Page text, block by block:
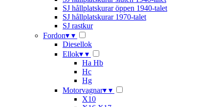
SJ hållplatskurar öppen 1940-talet
SJ hållplatskurar 1970-talet
SJ rastkur
Fordon▾ ▾
Diesellok
Ellok▾ ▾
Ha Hb
Hc
Hg
Motorvagnar▾ ▾
X10